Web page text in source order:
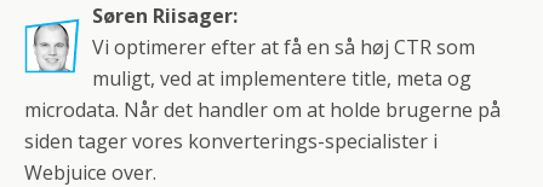
Søren Riisager:
Vi optimerer efter at få en så høj CTR som
muligt, ved at implementere title, meta og
microdata. Når det handler om at holde brugerne på
siden tager vores konverterings-specialister i
Webjuice over.